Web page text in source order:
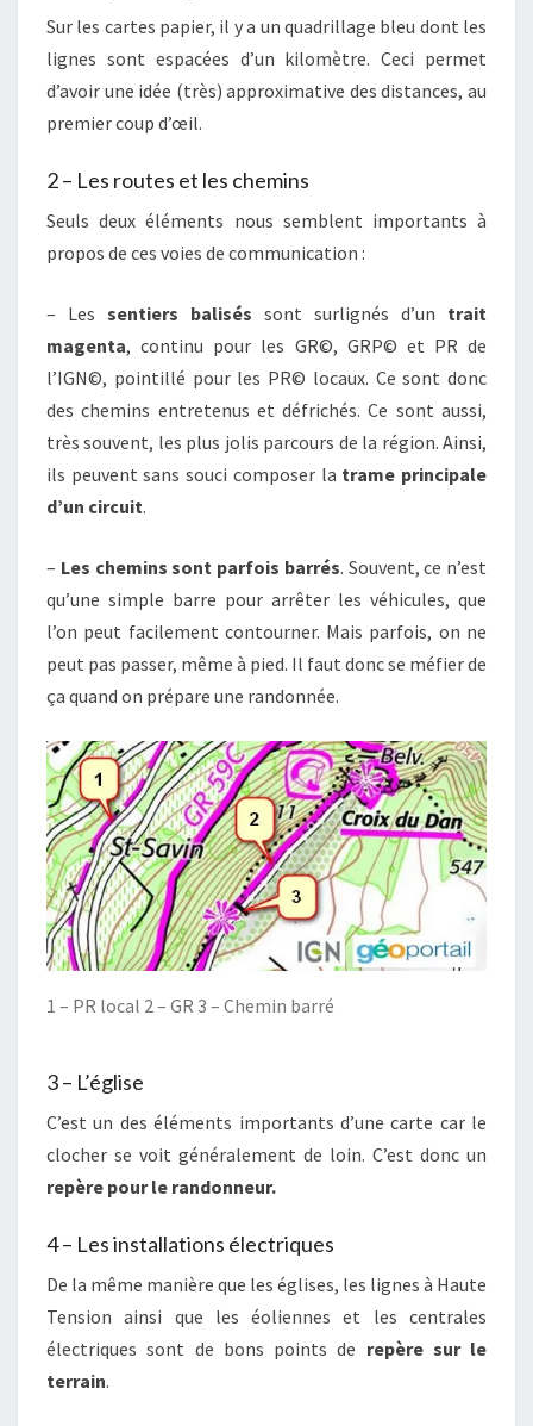
Sur les cartes papier, il y a un quadrillage bleu dont les
lignes sont espacées d’un kilomètre. Ceci permet
d’avoir une idée (très) approximative des distances, au
premier coup d’œil.
2 – Les routes et les chemins
Seuls deux éléments nous semblent importants à
propos de ces voies de communication :
– Les sentiers balisés sont surlignés d’un trait
magenta, continu pour les GR©, GRP© et PR de
l’IGN©, pointillé pour les PR© locaux. Ce sont donc
des chemins entretenus et défrichés. Ce sont aussi,
très souvent, les plus jolis parcours de la région. Ainsi,
ils peuvent sans souci composer la trame principale
d’un circuit.
– Les chemins sont parfois barrés. Souvent, ce n’est
qu’une simple barre pour arrêter les véhicules, que
l’on peut facilement contourner. Mais parfois, on ne
peut pas passer, même à pied. Il faut donc se méfier de
ça quand on prépare une randonnée.
1 – PR local 2 – GR 3 – Chemin barré
3 – L’église
C’est un des éléments importants d’une carte car le
clocher se voit généralement de loin. C’est donc un
repère pour le randonneur.
4 – Les installations électriques
De la même manière que les églises, les lignes à Haute
Tension ainsi que les éoliennes et les centrales
électriques sont de bons points de repère sur le
terrain.